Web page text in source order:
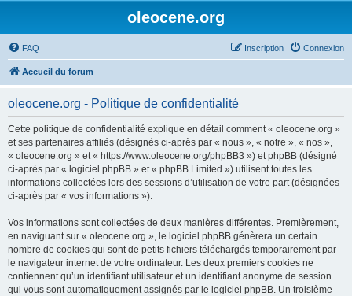
oleocene.org
FAQ Connexion
Inscription
Accueil du forum
oleocene.org - Politique de confidentialité
Cette politique de confidentialité explique en détail comment « oleocene.org »
et ses partenaires affiliés (désignés ci-après par « nous », « notre », « nos »,
« oleocene.org » et « https://www.oleocene.org/phpBB3 ») et phpBB (désigné
ci-après par « logiciel phpBB » et « phpBB Limited ») utilisent toutes les
informations collectées lors des sessions d’utilisation de votre part (désignées
ci-après par « vos informations »).
Vos informations sont collectées de deux manières différentes. Premièrement,
en naviguant sur « oleocene.org », le logiciel phpBB génèrera un certain
nombre de cookies qui sont de petits fichiers téléchargés temporairement par
le navigateur internet de votre ordinateur. Les deux premiers cookies ne
contiennent qu’un identifiant utilisateur et un identifiant anonyme de session
qui vous sont automatiquement assignés par le logiciel phpBB. Un troisième